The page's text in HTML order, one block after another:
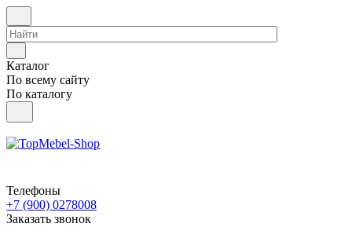
Каталог
По всему сайту
По каталогу
Телефоны
+7 (900) 0278008
Заказать звонок